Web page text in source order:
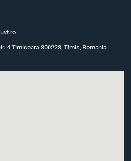
4 Timisoara 300223, Timis, Romania